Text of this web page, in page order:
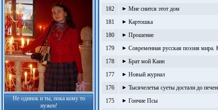
Не одинок и ты, пока кому то
нужен!
182 Мне снится этот дом
181 Картошка
180 Прошение
179 Современная русская поэзия мира.
178 Брат мой Каин
177 Новый журнал
176 Тысячелетья суеты достали до
175 Гончие Псы